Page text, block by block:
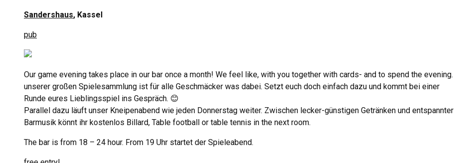
Sandershaus, Kassel
pub
Our game evening takes place in our bar once a month! We feel like, with you together with cards- and to spend the evening.
unserer großen Spielesammlung ist für alle Geschmäcker was dabei. Setzt euch doch einfach dazu und kommt bei einer
Runde eures Lieblingsspiel ins Gespräch. 😊
Parallel dazu läuft unser Kneipenabend wie jeden Donnerstag weiter. Zwischen lecker-günstigen Getränken und entspannter
Barmusik könnt ihr kostenlos Billard, Table football or table tennis in the next room.
The bar is from 18 – 24 hour. From 19 Uhr startet der Spieleabend.